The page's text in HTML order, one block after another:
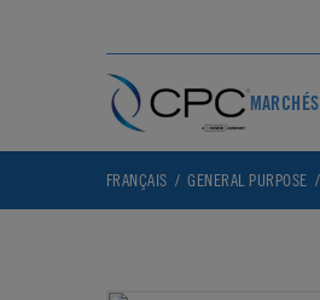
MARCHÉS
FRANÇAIS GENERAL PURPOSE